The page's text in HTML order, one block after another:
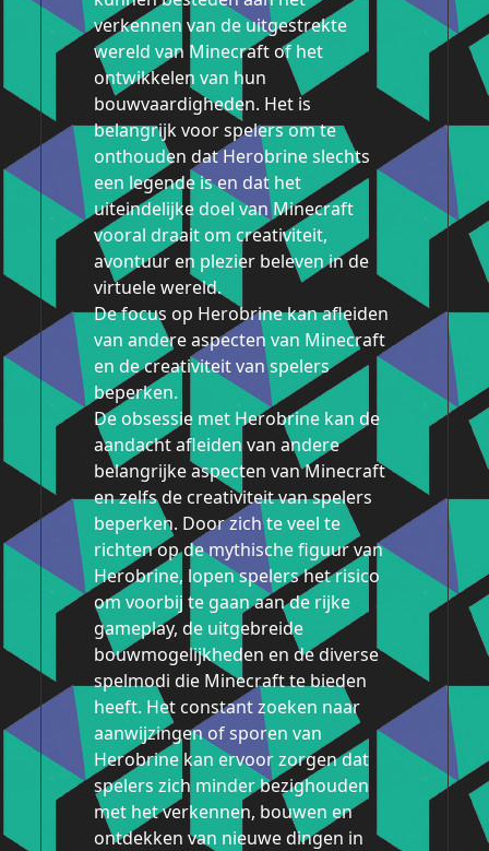
verkennen van de uitgestrekte
wereld van Minecraft of het
ontwikkelen van hun
bouwvaardigheden. Het is
belangrijk voor spelers om te
onthouden dat Herobrine slechts
een legende is en dat het
uiteindelijke doel van Minecraft
vooral draait om creativiteit,
avontuur en plezier beleven in de
virtuele wereld.
De focus op Herobrine kan afleiden
van andere aspecten van Minecraft
en de creativiteit van spelers
beperken.
De obsessie met Herobrine kan de
aandacht afleiden van andere
belangrijke aspecten van Minecraft
en zelfs de creativiteit van spelers
beperken. Door zich te veel te
richten op de mythische figuur van
Herobrine, lopen spelers het risico
om voorbij te gaan aan de rijke
gameplay, de uitgebreide
bouwmogelijkheden en de diverse
spelmodi die Minecraft te bieden
heeft. Het constant zoeken naar
aanwijzingen of sporen van
Herobrine kan ervoor zorgen dat
spelers zich minder bezighouden
met het verkennen, bouwen en
ontdekken van nieuwe dingen in